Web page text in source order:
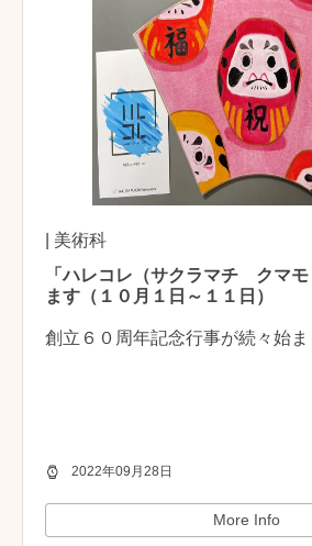
| 美術科
「ハレコレ（サクラマチ クマモ
ます（１０月１日～１１日）
創立６０周年記念行事が続々始ま
2022年09月28日
More Info